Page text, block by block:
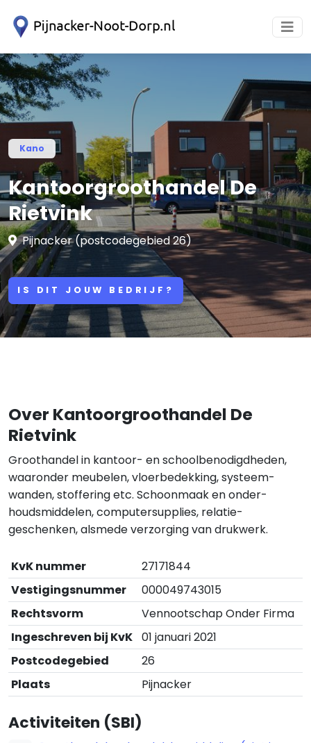
Kano
Kantoorgroothandel De
Rietvink
Pijnacker (postcodegebied 26)
IS DIT JOUW BEDRIJF?
Over Kantoorgroothandel De
Rietvink
Groothandel in kantoor- en schoolbenodigdheden,
waaronder meubelen, vloerbedekking, systeem-
wanden, stoffering etc. Schoonmaak en onder-
houdsmiddelen, computersupplies, relatie-
geschenken, alsmede verzorging van drukwerk.
KvK nummer
27171844
Vestigingsnummer
000049743015
Rechtsvorm
Vennootschap Onder Firma
Ingeschreven bij KvK 01 januari 2021
Postcodegebied
26
Plaats
Pijnacker
Activiteiten (SBI)